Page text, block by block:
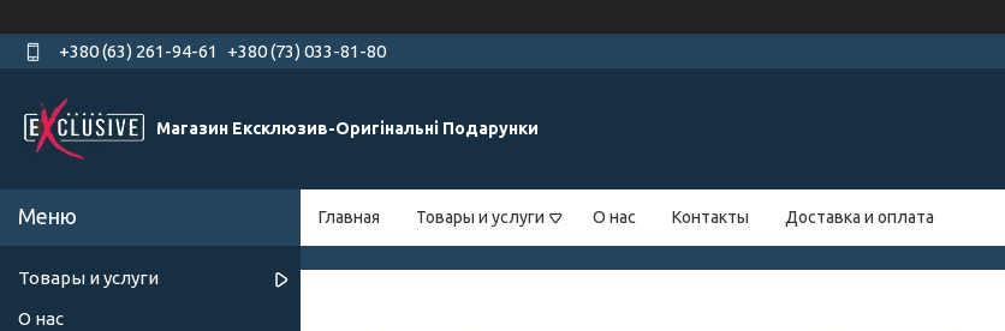
+380 (63) 261-94-61 +380 (73) 033-81-80
Магазин Ексклюзив-Оригінальні Подарунки
Главная Товары и услуги О нас Контакты Доставка и оплата
Товары и услуги
О нас